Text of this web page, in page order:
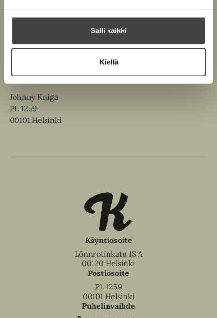
Salli kaikki
Kiellä
sähköpostitse samalla kun lähetät käsikirjoituksesi.
Käsikirjoituksesi voit toimittaa osoitteisiin:
Johnny Kniga
PL 1259
00101 Helsinki
Käyntiosoite
Lönnrotinkatu 18 A
00120 Helsinki
Postiosoite
PL 1259
00101 Helsinki
Puhelinvaihde